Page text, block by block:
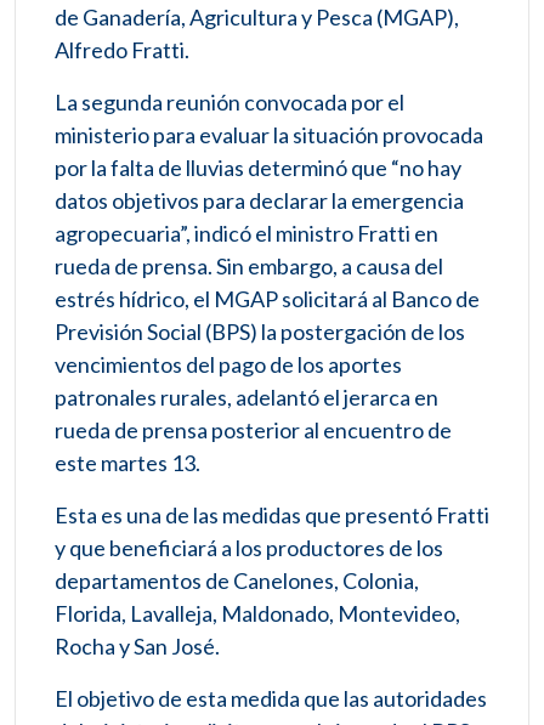
de Ganadería, Agricultura y Pesca (MGAP),
Alfredo Fratti.
La segunda reunión convocada por el
ministerio para evaluar la situación provocada
por la falta de lluvias determinó que “no hay
datos objetivos para declarar la emergencia
agropecuaria”, indicó el ministro Fratti en
rueda de prensa. Sin embargo, a causa del
estrés hídrico, el MGAP solicitará al Banco de
Previsión Social (BPS) la postergación de los
vencimientos del pago de los aportes
patronales rurales, adelantó el jerarca en
rueda de prensa posterior al encuentro de
este martes 13.
Esta es una de las medidas que presentó Fratti
y que beneficiará a los productores de los
departamentos de Canelones, Colonia,
Florida, Lavalleja, Maldonado, Montevideo,
Rocha y San José.
El objetivo de esta medida que las autoridades